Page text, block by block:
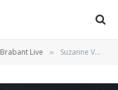
Brabant Live » Suzanne Vega raakt Eindhoven met subtiele kracht en sterke songs